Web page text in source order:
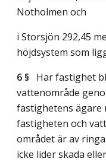
Notholmen och
i Storsjön 292,45
höjdsystem som
6 § Har fastighet
vattenområde
fastighetens ägare
fastigheten och
området är av
icke lider skada